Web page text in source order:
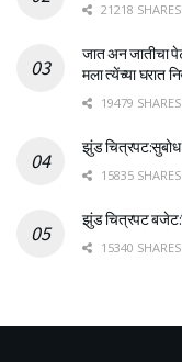
21218 SHARES
जात अन जातीचा
मला त्येंच्या घरात
19479 SHARES
झुंड चित्रपट:सुबोध
15835 SHARES
झुंड चित्रपट
15340 SHARES